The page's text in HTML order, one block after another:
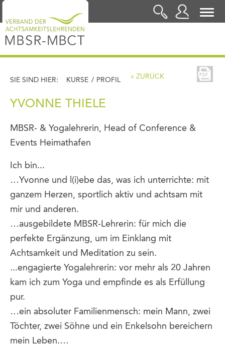
LOGIN
SIE SIND HIER: KURSE / PROFIL « ZURÜCK
YVONNE THIELE
MBSR- & Yogalehrerin, Head of Conference &
Events Heimathafen
Ich bin...
…Yvonne und l(i)ebe das, was ich unterrichte: mit
ganzem Herzen, sportlich aktiv und achtsam mit
mir und anderen.
…ausgebildete MBSR-Lehrerin: für mich die
perfekte Ergänzung, um im Einklang mit
Achtsamkeit und Meditation zu sein.
...engagierte Yogalehrerin: vor mehr als 20 Jahren
kam ich zum Yoga und empfinde es als Erfüllung
pur.
…ein absoluter Familienmensch: mein Mann, zwei
Töchter, zwei Söhne und ein Enkelsohn bereichern
mein Leben.…